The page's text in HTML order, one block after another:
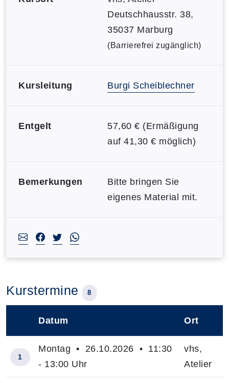
Deutschhausstr. 38,
35037 Marburg
(Barrierefrei zugänglich)
Kursleitung Burgi Scheiblechner
Entgelt
57,60 € (Ermäßigung
auf 41,30 € möglich)
Bemerkungen
Bitte bringen Sie
eigenes Material mit.
Kurstermine 8
Datum Ort
1
Montag • 26.10.2026 • 11:30
- 13:00 Uhr
vhs,
Atelier